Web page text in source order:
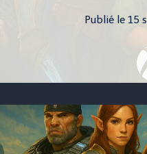
Publié le 15